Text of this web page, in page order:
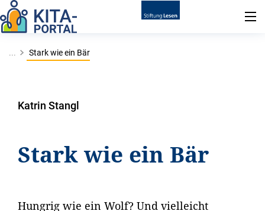
... Stark wie ein Bär
Katrin Stangl
Stark wie ein Bär
Hungrig wie ein Wolf? Und vielleicht